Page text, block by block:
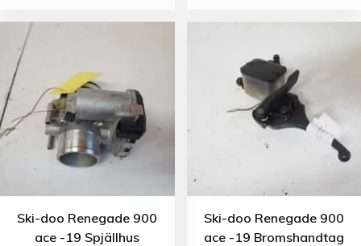
Ski-doo Renegade 900
ace -19 Spjällhus
Ski-doo Renegade 900
ace -19 Bromshandtag